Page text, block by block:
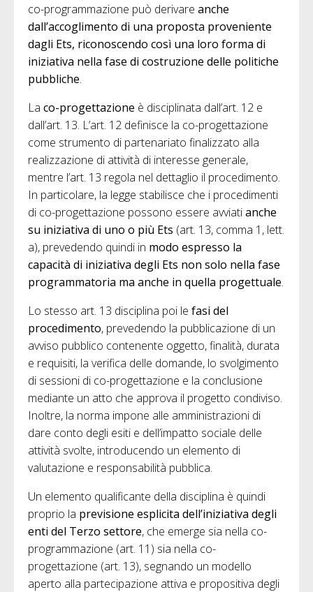
co-programmazione può derivare anche
dall’accoglimento di una proposta proveniente
dagli Ets, riconoscendo così una loro forma di
iniziativa nella fase di costruzione delle politiche
pubbliche.
La co-progettazione è disciplinata dall’art. 12 e
dall’art. 13. L’art. 12 definisce la co-progettazione
come strumento di partenariato finalizzato alla
realizzazione di attività di interesse generale,
mentre l’art. 13 regola nel dettaglio il procedimento.
In particolare, la legge stabilisce che i procedimenti
di co-progettazione possono essere avviatianche
su iniziativa di uno o più Ets (art. 13, comma 1, lett.
a), prevedendo quindi in modo espresso la
capacità di iniziativa degli Ets non solo nella fase
programmatoria ma anche in quella progettuale.
Lo stesso art. 13 disciplina poi le fasi del
procedimento, prevedendo la pubblicazione di un
avviso pubblico contenente oggetto, finalità, durata
e requisiti, la verifica delle domande, lo svolgimento
di sessioni di co-progettazione e la conclusione
mediante un atto che approva il progetto condiviso.
Inoltre, la norma impone alle amministrazioni di
dare conto degli esiti e dell’impatto sociale delle
attività svolte, introducendo un elemento di
valutazione e responsabilità pubblica.
Un elemento qualificante della disciplina è quindi
proprio la previsione esplicita dell’iniziativa degli
enti del Terzo settore, che emerge sia nella co-
programmazione (art. 11) sia nella co-
progettazione (art. 13), segnando un modello
aperto alla partecipazione attiva e propositiva degli